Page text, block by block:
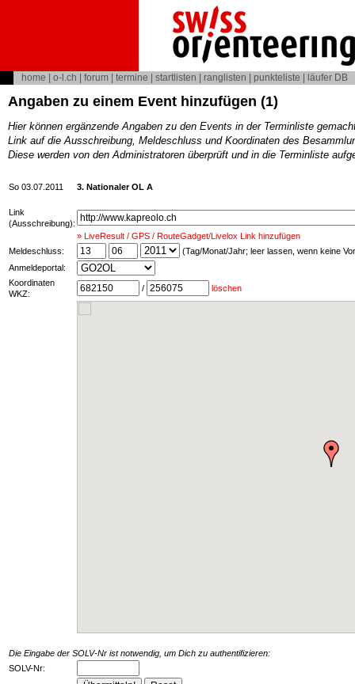
home o-l.ch forum termine startlisten ranglisten punkteliste läufer DB
Angaben zu einem Event hinzufügen (1)
Hier können ergänzende Angaben zu den Events in der Terminliste
Link auf die Ausschreibung, Meldeschluss und Koordinaten des
Diese werden von den Administratoren überprüft und in die Terminliste
So 03.07.2011 3. Nationaler OL A
Link
(Ausschreibung):
» LiveResult / GPS / RouteGadget/Livelox Link hinzufügen
Meldeschluss:
(Tag/Monat/Jahr; leer lassen, wenn keine
Anmeldeportal:
Koordinaten
WKZ:
/ löschen
Die Eingabe der SOLV-Nr ist notwendig, um Dich zu authentifizieren:
SOLV-Nr: